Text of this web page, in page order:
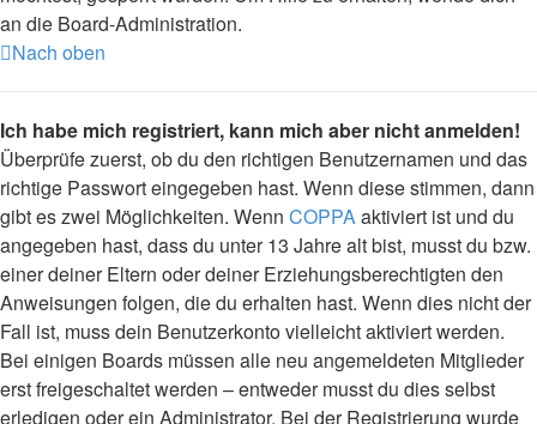
an die Board-Administration.
Nach oben
Ich habe mich registriert, kann mich aber nicht anmelden!
Überprüfe zuerst, ob du den richtigen Benutzernamen und das
richtige Passwort eingegeben hast. Wenn diese stimmen, dann
gibt es zwei Möglichkeiten. Wenn COPPAaktiviert ist und du
angegeben hast, dass du unter 13 Jahre alt bist, musst du bzw.
einer deiner Eltern oder deiner Erziehungsberechtigten den
Anweisungen folgen, die du erhalten hast. Wenn dies nicht der
Fall ist, muss dein Benutzerkonto vielleicht aktiviert werden.
Bei einigen Boards müssen alle neu angemeldeten Mitglieder
erst freigeschaltet werden – entweder musst du dies selbst
erledigen oder ein Administrator. Bei der Registrierung wurde